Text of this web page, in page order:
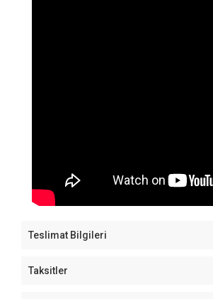
Teslimat Bilgileri
Taksitler